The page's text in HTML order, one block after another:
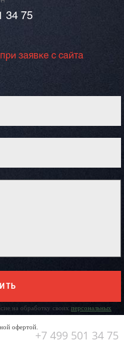
34 75
заявке с сайта
на обработку своих персональных
офертой.
+7 499 501 34 75